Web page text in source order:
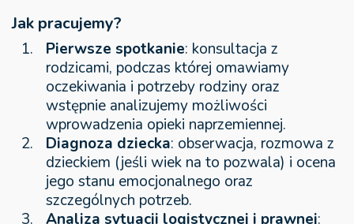
Jak pracujemy?
Pierwsze spotkanie: konsultacja z
rodzicami, podczas której omawiamy
oczekiwania i potrzeby rodziny oraz
wstępnie analizujemy możliwości
wprowadzenia opieki naprzemiennej.
Diagnoza dziecka: obserwacja, rozmowa z
dzieckiem (jeśli wiek na to pozwala) i ocena
jego stanu emocjonalnego oraz
szczególnych potrzeb.
Analiza sytuacji logistycznej i prawnej: